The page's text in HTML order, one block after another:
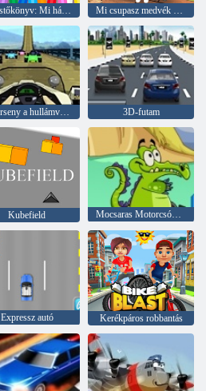
Kifestőkönyv: Mi három medve Mi csupasz medvék medve parkour
A verseny a hullámvasút 3D-futam
Kubefield Mocsaras Motorcsónak Race
Expressz autó Kerékpáros robbantás